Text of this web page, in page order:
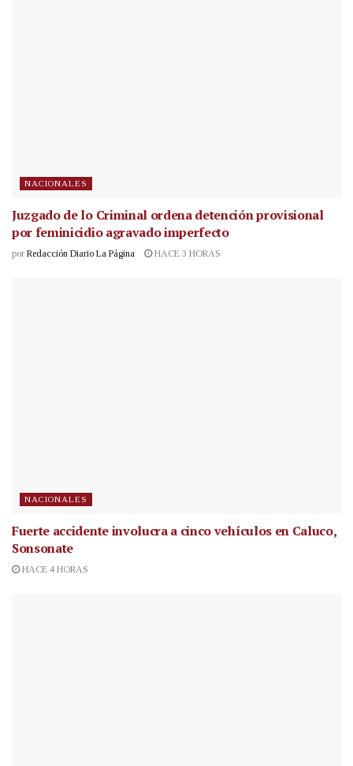
NACIONALES
Juzgado de lo Criminal ordena detención provisional
por feminicidio agravado imperfecto
por Redacción Diario La Página HACE 3 HORAS
NACIONALES
Fuerte accidente involucra a cinco vehículos en Caluco,
Sonsonate
HACE 4 HORAS